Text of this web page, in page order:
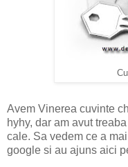
Avem Vinerea cuvinte
hyhy, dar am avut
cale. Sa vedem ce a
google si au ajuns aici